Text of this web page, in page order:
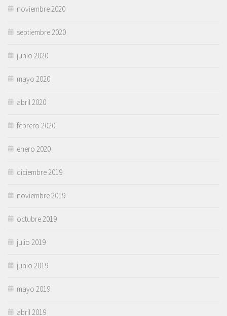
noviembre 2020
septiembre 2020
junio 2020
mayo 2020
abril 2020
febrero 2020
enero 2020
diciembre 2019
noviembre 2019
octubre 2019
julio 2019
junio 2019
mayo 2019
abril 2019